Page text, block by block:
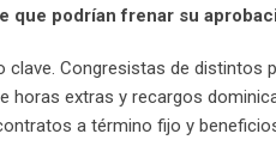
que podrían frenar su
Congresistas de distintos
horas extras y recargos
a término fijo y